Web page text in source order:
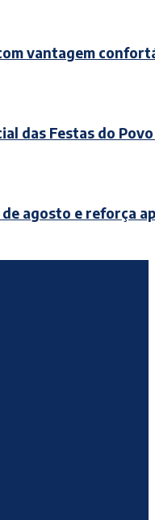
vantagem
das Festas do
agosto e reforça